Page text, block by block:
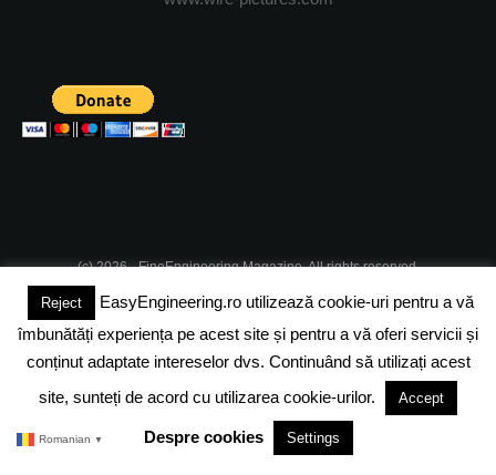
(c) 2026 - FineEngineering Magazine. All rights reserved.
DESPRE NOI ABONAMENT
DESPRE COOKIES POLITICA DE CONFIDENTIALITATE
TERMENI SI CONDITII
Reject
EasyEngineering.ro utilizează cookie-uri pentru a vă
îmbunătăți experiența pe acest site și pentru a vă oferi servicii și
conținut adaptate intereselor dvs. Continuând să utilizați acest
site, sunteți de acord cu utilizarea cookie-urilor.
Accept
Despre cookies Settings
Romanian ▼